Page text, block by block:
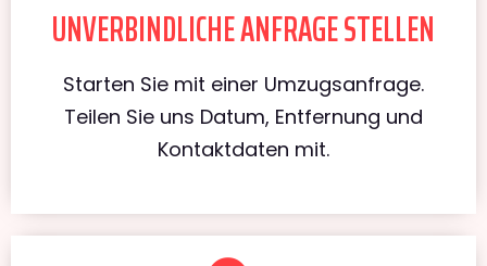
UNVERBINDLICHE ANFRAGE STELLEN
Starten Sie mit einer Umzugsanfrage.
Teilen Sie uns Datum, Entfernung und
Kontaktdaten mit.